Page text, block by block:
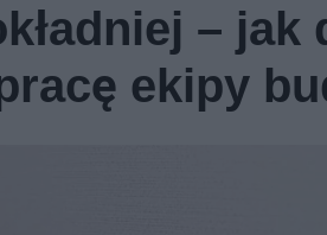
– jak
ekipy